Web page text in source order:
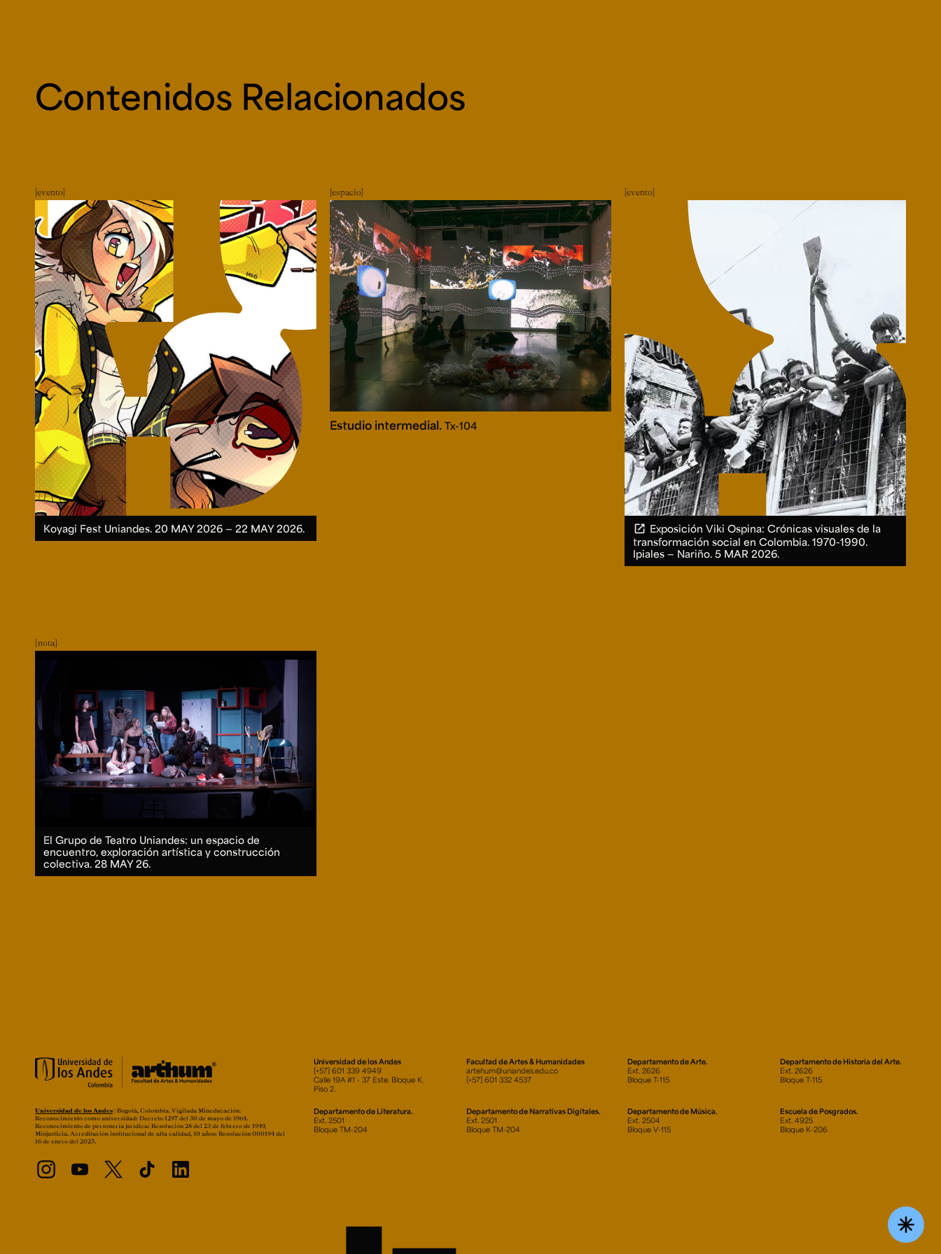
Contenidos Relacionados
evento
Koyagi Fest Uniandes. 20 MAY 2026 ― 22 MAY 2026.
espacio
Estudio intermedial.Tx-104
evento
Exposición Viki Ospina: Crónicas visuales de la
transformación social en Colombia. 1970-1990.
Ipiales — Nariño.5 MAR 2026.
nota
El Grupo de Teatro Uniandes: un espacio de
encuentro, exploración artística y construcción
colectiva. 28 MAY 26.
Universidad de los Andes
[+57] 601 339 4949
Calle 19A #1 - 37 Este. Bloque K.
Piso 2.
Facultad de Artes & Humanidades
artehum@uniandes.edu.co
[+57] 601 332 4537
Departamento de Arte.
Ext. 2626
Bloque T-115
Departamento de Historia del Arte.
Ext. 2626
Bloque T-115
Departamento de Literatura.
Ext. 2501
Bloque TM-204
Departamento de Narrativas Digitales.
Ext. 2501
Bloque TM-204
Departamento de Música.
Ext. 2504
Bloque V-115
Escuela de Posgrados.
Ext. 4925
Bloque K-206
Universidad de los Andes | Bogotá, Colombia. Vigilada Mineducación.
Reconocimiento como universidad: Decreto 1297 del 30 de mayo de 1964.
Reconocimiento de personería jurídica: Resolución 28 del 23 de febrero de 1949,
Minjusticia. Acreditación institucional de alta calidad, 10 años: Resolución 000194 del
16 de enero del 2025.
asterisk